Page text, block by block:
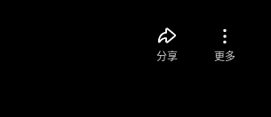
分享 更多